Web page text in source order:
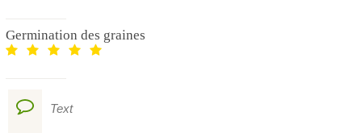
Germination des graines